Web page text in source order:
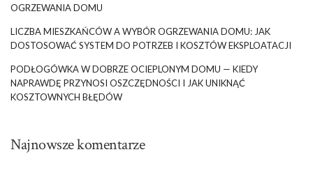
OGRZEWANIA DOMU
LICZBA MIESZKAŃCÓW A WYBÓR OGRZEWANIA DOMU: JAK
DOSTOSOWAĆ SYSTEM DO POTRZEB I KOSZTÓW EKSPLOATACJI
PODŁOGÓWKA W DOBRZE OCIEPLONYM DOMU — KIEDY
NAPRAWDĘ PRZYNOSI OSZCZĘDNOŚCI I JAK UNIKNĄĆ
KOSZTOWNYCH BŁĘDÓW
Najnowsze komentarze